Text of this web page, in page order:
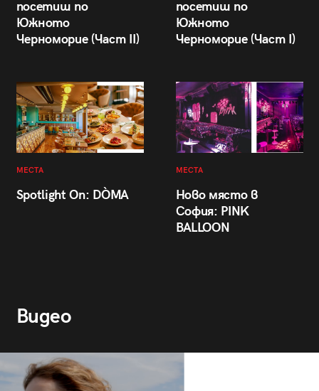
посетиш по
Южното
Черноморие (Част II)
посетиш по
Южното
Черноморие (Част I)
МЕСТА
Spotlight On: DÒMA
МЕСТА
Ново място в
София: PINK
BALLOON
Видео